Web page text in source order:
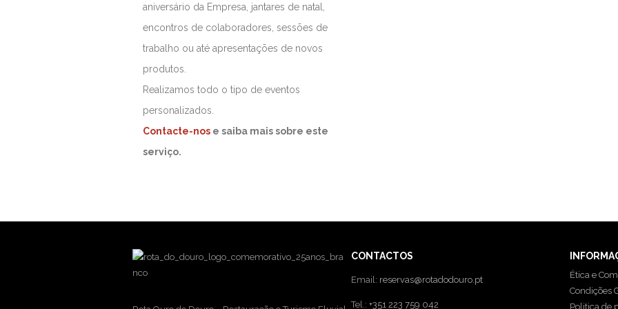
aniversário da Empresa, jantares de natal,
encontros de colaboradores, sessões de
trabalho ou até apresentações de novos
produtos.
Realizamos todo o tipo de eventos
personalizados.
Contacte-nos e saiba mais sobre este
serviço.
CONTACTOS
Email: reservas@rotadodouro.pt
Tel.: +351 223 759 042
Ética e
Condições
Politica de